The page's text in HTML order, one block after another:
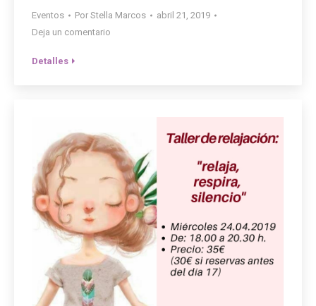
Eventos Por Stella Marcos
abril 21, 2019
Deja un comentario
Detalles